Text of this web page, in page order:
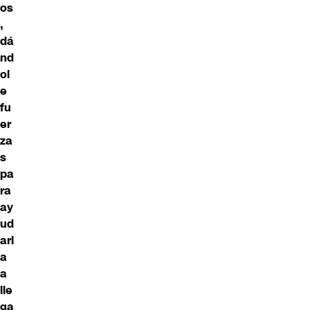
os
,
dá
nd
ol
e
fu
er
za
s
pa
ra
ay
ud
arl
a
a
lle
ga